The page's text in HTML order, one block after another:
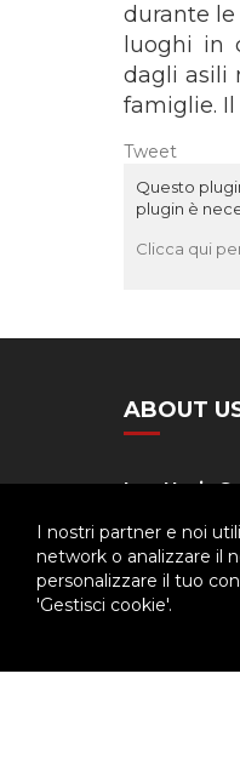
I nostri partner e noi
network o analizzare il
personalizzare il tuo
'Gestisci cookie'.
durante
luoghi in
dagli asili
famiglie.
Tweet
Questo
plugin è
Clicca qui
ABOUT
Ispettoria
Via Don
80141 -
Tel.